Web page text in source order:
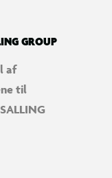
GROUP
af
til